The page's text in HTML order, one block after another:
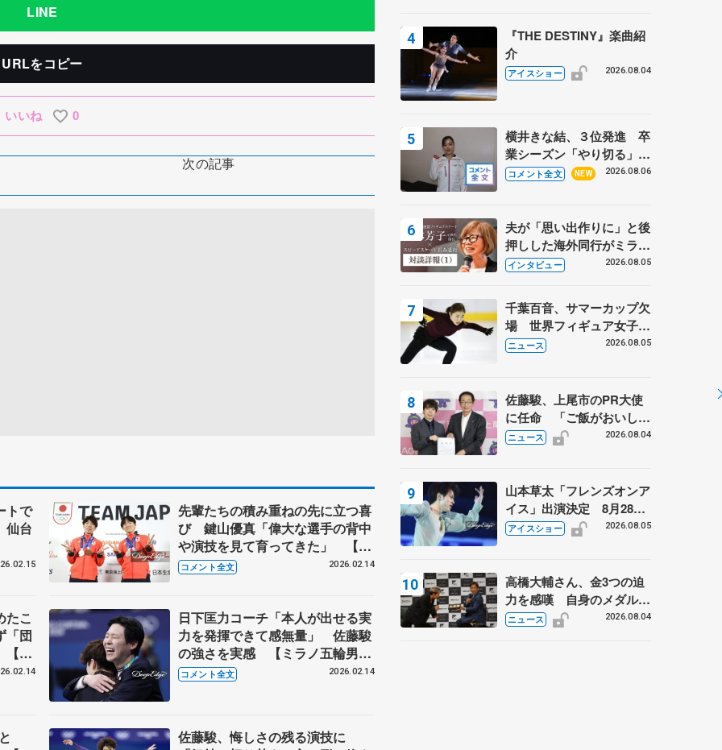
LINE
URLをコピー
いいね 0
次の記事
トで
仙台
先輩たちの積み重ねの先に立つ喜
び 鍵山優真「偉大な選手の背中
や演技を見て育ってきた」 【14
日一夜明け会見】
コメント全文 2026.02.14
たこ
「団
【メ
日下匡力コーチ「本人が出せる実
力を発揮できて感無量」 佐藤駿
の強さを実感 【ミラノ五輪男子
フリー後・銅メダル獲得後】
コメント全文 2026.02.14
佐藤駿、悔しさの残る演技に
あい
『THE DESTINY』楽曲紹
介
アイスショー 2026.08.04
横井きな結、３位発進 卒
業シーズン「やり切る」
【みなとアクルス杯SP】
コメント全文 NEW 2026.08.06
夫が「思い出作りに」と後
押しした海外同行がミラノ
まで… 繁華街のリンクで
に 小林芳子さんが振り返
るスケート人生
インタビュー 2026.08.05
千葉百音、サマーカップ欠
場 世界フィギュア女子2
位
ニュース 2026.08.05
佐藤駿、上尾市のPR大使
に任命 「ご飯がおいし
く、住みやすいのが魅力」
ニュース 2026.08.04
山本草太「フレンズオンア
イス」出演決定 8月28日
（金）2公演のみ 荒川静
アイスショー 2026.08.05
高橋大輔さん、金3つの迫
力を感嘆 自身のメダルは
「どちらに？」 〝リス兄
ニュース 2026.08.04